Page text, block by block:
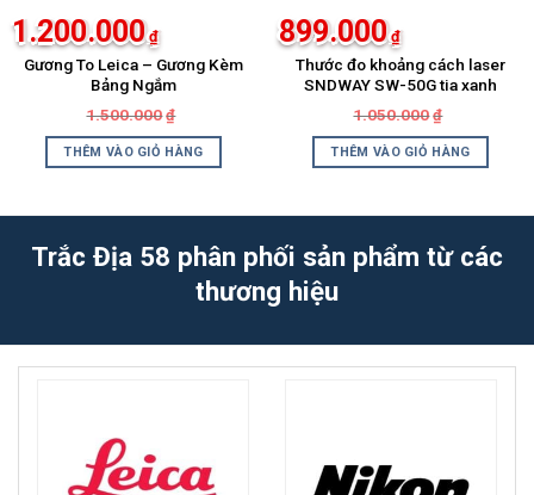
Gương To Leica – Gương Kèm
Bảng Ngắm
1.500.000 ₫
là:
1.500.000₫.
1.200.000 ₫
tại
là:
THÊM VÀO GIỎ HÀNG
Thước đo khoảng cách laser
SNDWAY SW-50G tia xanh
1.050.000 ₫
là:
1.050.000₫.
899.000 ₫
tại
là:
THÊM VÀO GIỎ HÀNG
Trắc Địa 58 phân phối sản phẩm từ các
thương hiệu